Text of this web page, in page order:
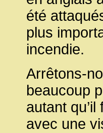
été
plus
incendie.
Arrêtons-
beaucoup
autant
avec une